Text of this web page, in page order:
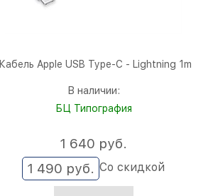
Кабель Apple USB Type-C - Lightning 1m
В наличии:
БЦ Типография
1 490 руб. Со скидкой
1 640 руб.